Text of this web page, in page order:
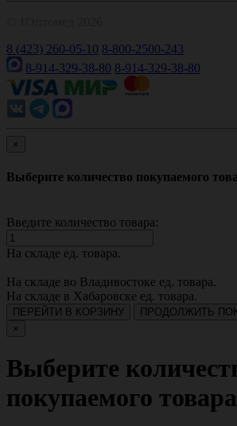
8 (423) 260-05-10 8-800-2500-243
8-914-329-38-80 8-914-329-38-80
×
Выберите количество покупаемого
Введите количество товара:
На складе ед. товара.
На складе во Владивостоке ед. товара.
На складе в Хабаровске ед. товара.
ПЕРЕЙТИ В КОРЗИНУ
ПРОДОЛЖИТЬ
×
Выберите
покупаемого товара